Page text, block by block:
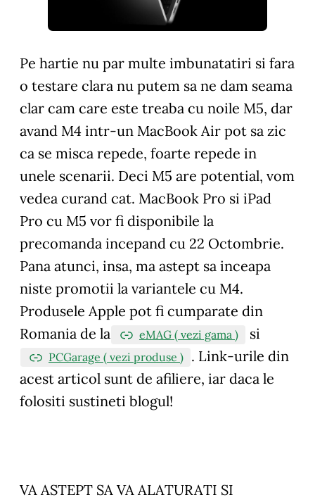
Pe hartie nu par multe imbunatatiri si fara
o testare clara nu putem sa ne dam seama
clar cam care este treaba cu noile M5, dar
avand M4 intr-un MacBook Air pot sa zic
ca se misca repede, foarte repede in
unele scenarii. Deci M5 are potential, vom
vedea curand cat. MacBook Pro si iPad
Pro cu M5 vor fi disponibile la
precomanda incepand cu 22 Octombrie.
Pana atunci, insa, ma astept sa inceapa
niste promotii la variantele cu M4.
Produsele Apple pot fi cumparate din
Romania de la
eMAG ( vezi gama ) si
PCGarage ( vezi produse ) . Link-urile din
acest articol sunt de afiliere, iar daca le
folositi sustineti blogul!
VA ASTEPT SA VA ALATURATI SI